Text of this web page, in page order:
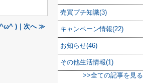
^ω^ )｜次へ ≫
売買プチ知識(3)
キャンペーン情報(22)
お知らせ(46)
その他生活情報(1)
>>全ての記事を見る